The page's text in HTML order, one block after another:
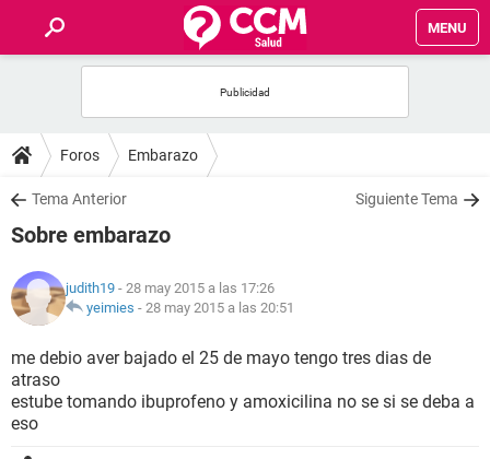
MENU
FOROS
SALUD
NUTRICIÓN
BIENESTAR
SEXUALIDAD
Foros Embarazo
Tema Anterior Siguiente Tema
Sobre embarazo
judith19 - 28 may 2015 a las 17:26
yeimies - 28 may 2015 a las 20:51
me debio aver bajado el 25 de mayo tengo tres dias de
atraso
estube tomando ibuprofeno y amoxicilina no se si se deba a
eso